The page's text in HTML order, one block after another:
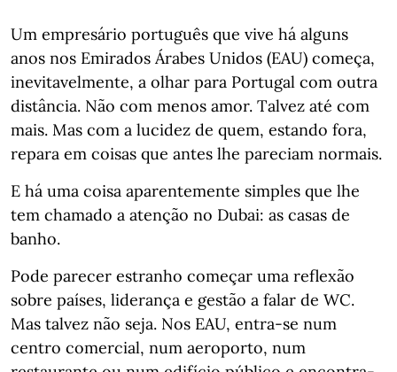
Um empresário português que vive há alguns
anos nos Emirados Árabes Unidos (EAU) começa,
inevitavelmente, a olhar para Portugal com outra
distância. Não com menos amor. Talvez até com
mais. Mas com a lucidez de quem, estando fora,
repara em coisas que antes lhe pareciam normais.
E há uma coisa aparentemente simples que lhe
tem chamado a atenção no Dubai: as casas de
banho.
Pode parecer estranho começar uma reflexão
sobre países, liderança e gestão a falar de WC.
Mas talvez não seja. Nos EAU, entra-se num
centro comercial, num aeroporto, num